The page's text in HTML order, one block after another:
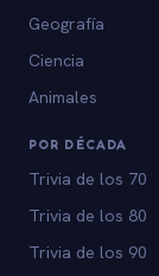
Geografía
Ciencia
Animales
POR DÉCADA
Trivia de los 70
Trivia de los 80
Trivia de los 90